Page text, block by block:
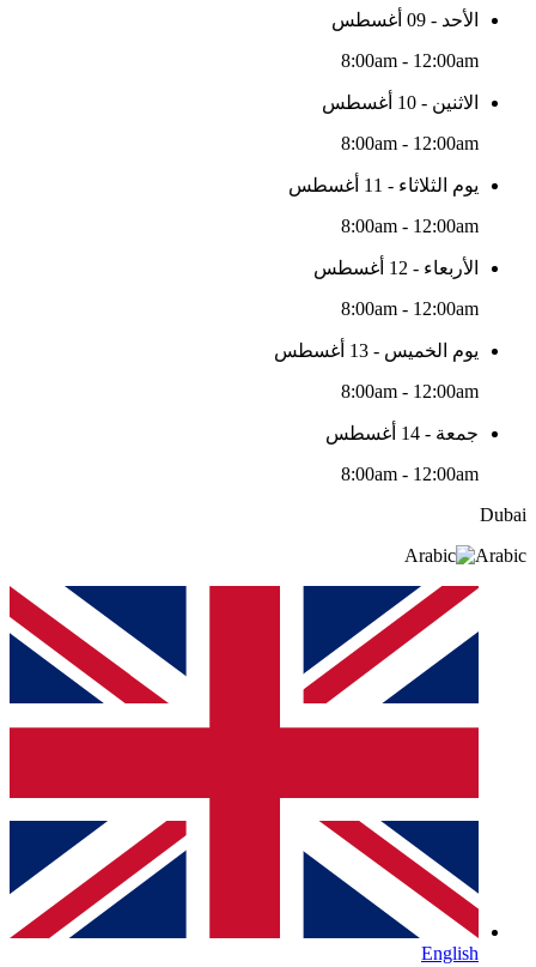
الأحد - 09 أغسطس
8:00am - 12:00am
الاثنين - 10 أغسطس
8:00am - 12:00am
يوم الثلاثاء - 11 أغسطس
8:00am - 12:00am
الأربعاء - 12 أغسطس
8:00am - 12:00am
يوم الخميس - 13 أغسطس
8:00am - 12:00am
جمعة - 14 أغسطس
8:00am - 12:00am
Dubai
Arabic
English